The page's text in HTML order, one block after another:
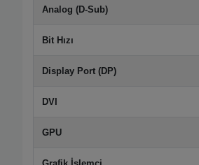
Analog (D-Sub)
Bit Hızı
Display Port (DP)
DVI
GPU